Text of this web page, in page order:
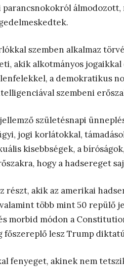
parancsnokokról
szemben alkalmaz
akik alkotmányos
a demokratikus
szembeni
születésnapi
jogi korlátokkal,
kisebbségek, a
hogy a hadsereget
részt, akik az amerikai
több mint 50 repülő
morbid módon a
főszereplő lesz Trump
fenyeget, akinek nem